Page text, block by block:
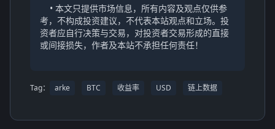
• 本文只提供市场信息，所有内容及观点仅供参
考，不构成投资建议，不代表本站观点和立场。投
资者应自行决策与交易，对投资者交易形成的直接
或间接损失，作者及本站不承担任何责任！
Tag： arke BTC 收益率 USD 链上数据